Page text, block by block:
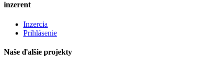
inzerent
Inzercia
Prihlásenie
Naše ďalšie projekty